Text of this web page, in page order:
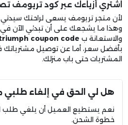
اشتري أزياءك عبر كود تريومف
لأن متجر تريومف يسعى لراحتك
وهذا ما يشجعك على أن تبدئي الآن
والاستعانة ب coupon code
بأفضل سعر، أما عن توصيل مشترياتك
المشتريات حتى باب منزلك.
هل لي الحق في إلغاء طلبي
نعم يستطيع العميل أن يلغي طلب
خطوة الشحن.